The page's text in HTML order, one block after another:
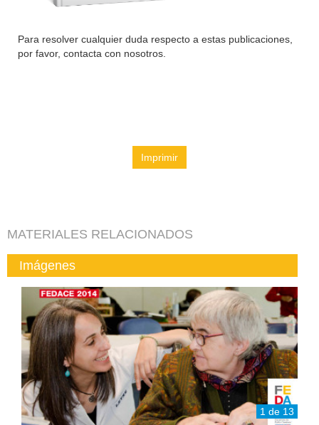
Para resolver cualquier duda respecto a estas publicaciones,
por favor, contacta con nosotros.
Imprimir
MATERIALES RELACIONADOS
Imágenes
1 de 13